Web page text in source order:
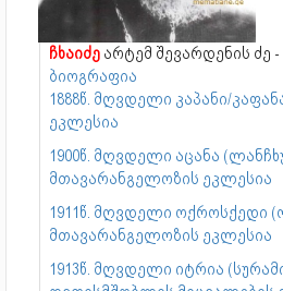
ჩხაიძე არტემ შევარდენის ძე
ბიოგრაფია
1888წ. მღვდელი კაპანი/
ეკლესია
1900წ. მღვდელი აცანა
მთავარანგელოზის ეკლესია
1911წ. მღვდელი ოქროსქედი
მთავარანგელოზის ეკლესია
1913წ. მღვდელი იტრია